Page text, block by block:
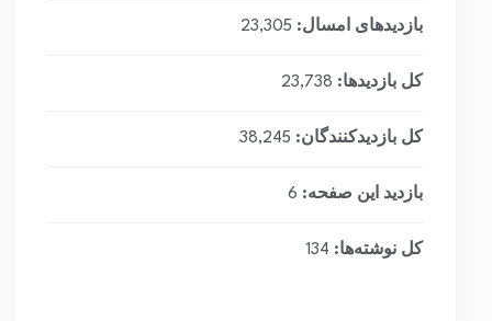
بازدیدهای امسال: 23,305
کل بازدیدها: 23,738
کل بازدیدکنند‌گان: 38,245
بازدید این صفحه: 6
کل نوشته‌ها: 134